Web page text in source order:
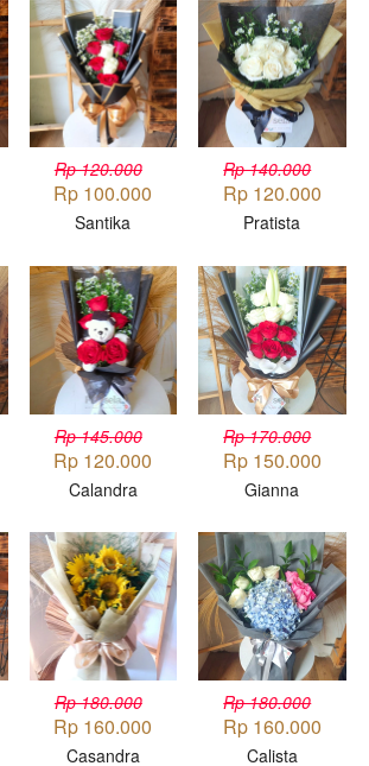
Rp 120.000
Rp 100.000
Santika
Rp 140.000
Rp 120.000
Pratista
Rp 145.000
Rp 120.000
Calandra
Rp 170.000
Rp 150.000
Gianna
Rp 180.000
Rp 160.000
Casandra
Rp 180.000
Rp 160.000
Calista